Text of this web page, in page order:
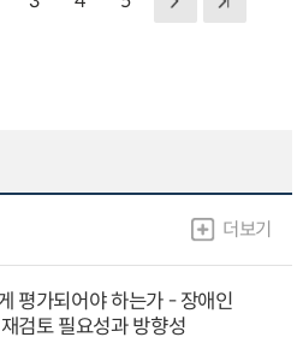
더보기
평가되어야 하는가 - 장애인
검토 필요성과 방향성